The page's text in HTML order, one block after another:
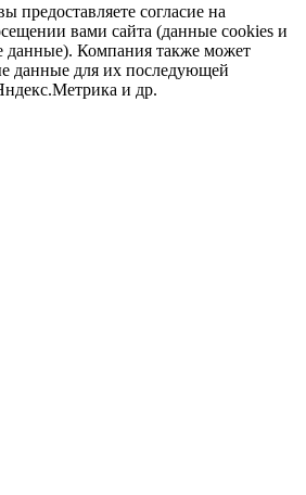
предоставляете согласие на
вами сайта (данные cookies и
данные). Компания также может
данные для их последующей
и др.